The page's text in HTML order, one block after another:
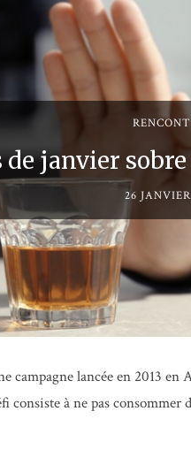
janvier
26
campagne lancée en 2013
consiste à ne pas consommer